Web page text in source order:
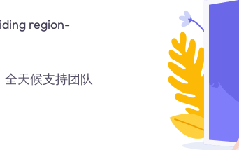
region-
全天候支持团队